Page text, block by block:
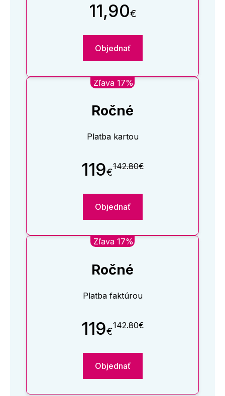
11,90€
Objednať
Zľava 17%
Ročné
Platba kartou
119€142.80€
Objednať
Zľava 17%
Ročné
Platba faktúrou
119€142.80€
Objednať